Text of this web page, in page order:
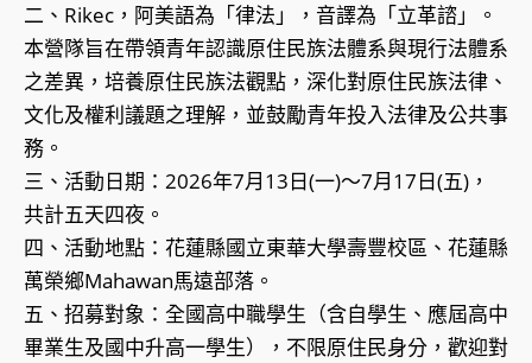
二、Rikec，阿美語為「律法」，音譯為「立革諮」。
本營隊旨在帶領青年認識原住民族法體系與現行法體系
之差異，培養原住民族法觀點，深化對原住民族法律、
文化及權利議題之理解，並鼓勵青年投入法律及公共事
務。
三、活動日期：2026年7月13日(一)～7月17日(五)，
共計五天四夜。
四、活動地點：花蓮縣國立東華大學壽豐校區、花蓮縣
萬榮鄉Mahawan馬遠部落。
五、招募對象：全國高中職學生（含自學生、應屆高中
畢業生及國中升高一學生），不限原住民身分，歡迎對